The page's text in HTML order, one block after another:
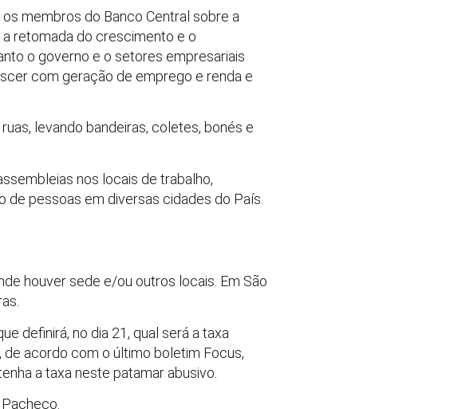
membros do Banco Central sobre a
retomada do crescimento e o
o governo e o setores empresariais
com geração de emprego e renda e
levando bandeiras, coletes, bonés e
nos locais de trabalho,
pessoas em diversas cidades do País.
houver sede e/ou outros locais. Em São
definirá, no dia 21, qual será a taxa
de acordo com o último boletim Focus,
a taxa neste patamar abusivo.